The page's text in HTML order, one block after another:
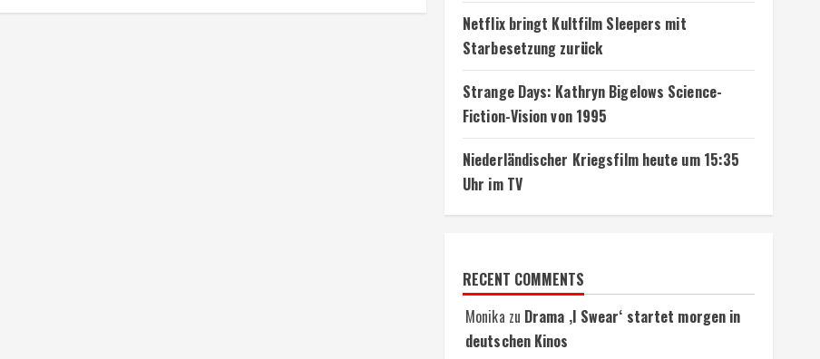
Mandalorian
Netflix bringt Kultfilm Sleepers mit
Starbesetzung zurück
Strange Days: Kathryn Bigelows Science-
Fiction-Vision von 1995
Niederländischer Kriegsfilm heute um 15:35
Uhr im TV
RECENT COMMENTS
Monika zu Drama ‚I Swear‘ startet morgen in
deutschen Kinos